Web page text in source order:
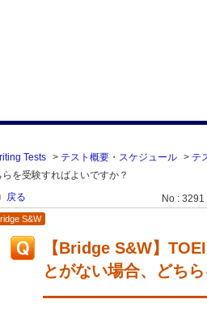
Tests > テスト概要・スケジュール > テ
を受験すればよいですか？
戻る No : 3291
S&W
【Bridge S&W】
とがない場合、どち